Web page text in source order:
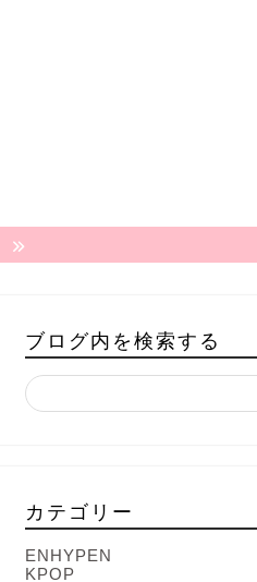
ブログ内を検索する
カテゴリー
ENHYPEN
KPOP